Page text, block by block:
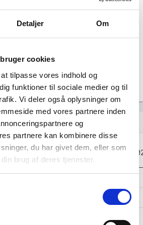
Detaljer Om
cookies
tilpasse vores indhold og
funktioner til sociale medier og til
Vi deler også oplysninger om
med vores partnere inden
og
partnere kan kombinere disse
du har givet dem, eller som
brug af deres tjenester.
2025-12 2024-12 2023-12
-16
-